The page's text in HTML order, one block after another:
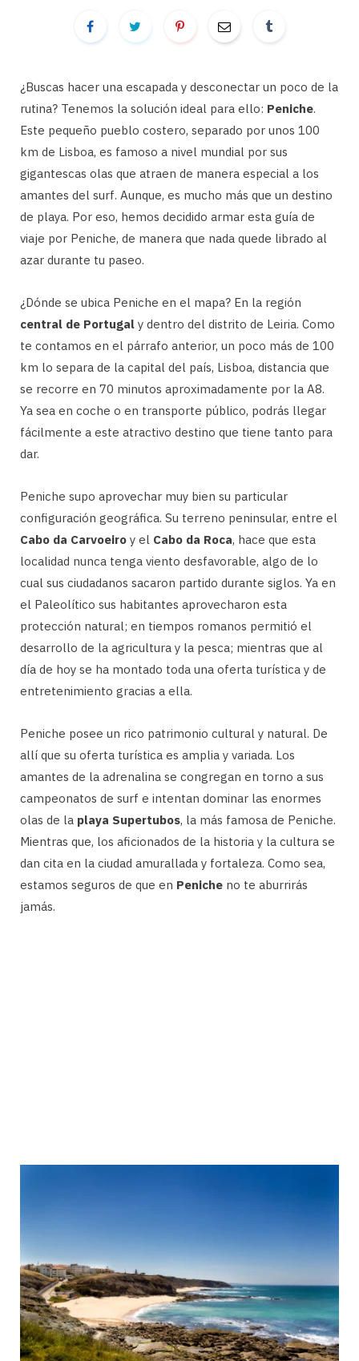
¿Buscas hacer una escapada y desconectar un poco de la
rutina? Tenemos la solución ideal para ello: Peniche.
Este pequeño pueblo costero, separado por unos 100
km de Lisboa, es famoso a nivel mundial por sus
gigantescas olas que atraen de manera especial a los
amantes del surf. Aunque, es mucho más que un destino
de playa. Por eso, hemos decidido armar esta guía de
viaje por Peniche, de manera que nada quede librado al
azar durante tu paseo.
¿Dónde se ubica Peniche en el mapa? En la región
central de Portugal y dentro del distrito de Leiria. Como
te contamos en el párrafo anterior, un poco más de 100
km lo separa de la capital del país, Lisboa, distancia que
se recorre en 70 minutos aproximadamente por la A8.
Ya sea en coche o en transporte público, podrás llegar
fácilmente a este atractivo destino que tiene tanto para
dar.
Peniche supo aprovechar muy bien su particular
configuración geográfica. Su terreno peninsular, entre el
Cabo da Carvoeiro y el Cabo da Roca, hace que esta
localidad nunca tenga viento desfavorable, algo de lo
cual sus ciudadanos sacaron partido durante siglos. Ya en
el Paleolítico sus habitantes aprovecharon esta
protección natural; en tiempos romanos permitió el
desarrollo de la agricultura y la pesca; mientras que al
día de hoy se ha montado toda una oferta turística y de
entretenimiento gracias a ella.
Peniche posee un rico patrimonio cultural y natural. De
allí que su oferta turística es amplia y variada. Los
amantes de la adrenalina se congregan en torno a sus
campeonatos de surf e intentan dominar las enormes
olas de la playa Supertubos, la más famosa de Peniche.
Mientras que, los aficionados de la historia y la cultura se
dan cita en la ciudad amurallada y fortaleza. Como sea,
estamos seguros de que en Peniche no te aburrirás
jamás.